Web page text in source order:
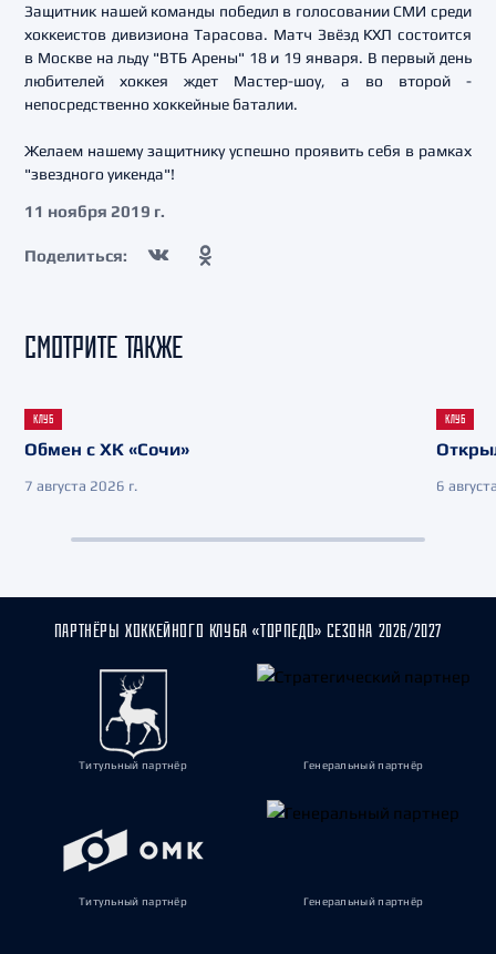
Защитник нашей команды победил в голосовании СМИ среди
хоккеистов дивизиона Тарасова. Матч Звёзд КХЛ состоится
в Москве на льду "ВТБ Арены" 18 и 19 января. В первый день
любителей хоккея ждет Мастер-шоу, а во второй -
непосредственно хоккейные баталии.
Желаем нашему защитнику успешно проявить себя в рамках
"звездного уикенда"!
11 ноября 2019 г.
Поделиться:
СМОТРИТЕ ТАКЖЕ
КЛУБ
Обмен с ХК «Сочи»
7 августа 2026 г.
КЛУБ
6
ПАРТНЁРЫ ХОККЕЙНОГО КЛУБА «ТОРПЕДО» СЕЗОНА 2026/2027
Титульный партнёр Генеральный партнёр
Титульный партнёр Генеральный партнёр